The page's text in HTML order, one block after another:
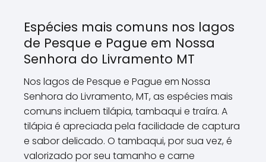
Espécies mais comuns nos lagos
de Pesque e Pague em Nossa
Senhora do Livramento MT
Nos lagos de Pesque e Pague em Nossa
Senhora do Livramento, MT, as espécies mais
comuns incluem tilápia, tambaqui e traíra. A
tilápia é apreciada pela facilidade de captura
e sabor delicado. O tambaqui, por sua vez, é
valorizado por seu tamanho e carne